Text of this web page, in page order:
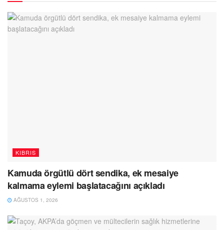
KIBRIS
Kamuda örgütlü dört sendika, ek mesaiye
kalmama eylemi başlatacağını açıkladı
AĞUSTOS 1, 2026